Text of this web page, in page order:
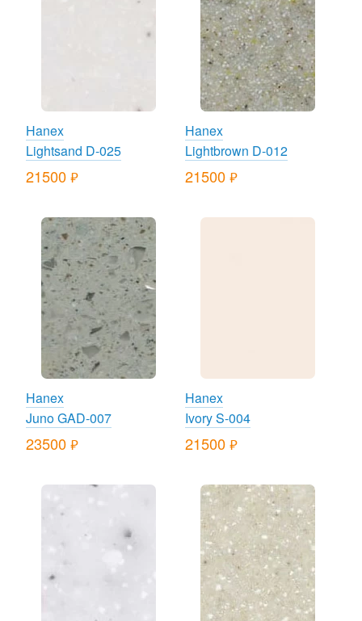
Hanex
Lightsand D-025
21500руб.
Hanex
Lightbrown D-012
21500 руб.
Hanex
Juno GAD-007
23500руб.
Hanex
Ivory S-004
21500 руб.